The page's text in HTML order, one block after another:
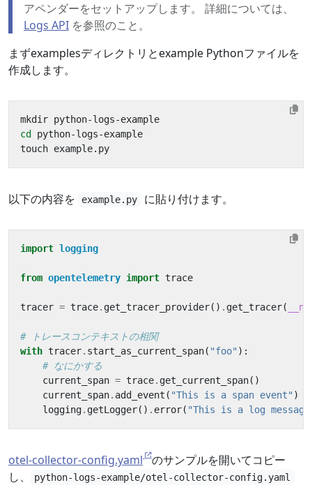
アペンダーをセットアップします。 詳細については、
Logs API を参照のこと。
まずexamplesディレクトリとexample Pythonファイルを
作成します。
cd
以下の内容を example.py に貼り付けます。
import logging
from opentelemetry import trace
tracer = trace. get_tracer_provider() . get_tracer(
# トレースコンテキストの相関
with tracer. start_as_current_span( "foo" ):
# なにかする
current_span = trace. get_current_span()
current_span. add_event ( "This is a span event" )
logging. getLogger() . error( "This is a log
otel-collector-config.yaml
のサンプルを開いてコピー
し、
python-logs-example/otel-collector-config.yaml